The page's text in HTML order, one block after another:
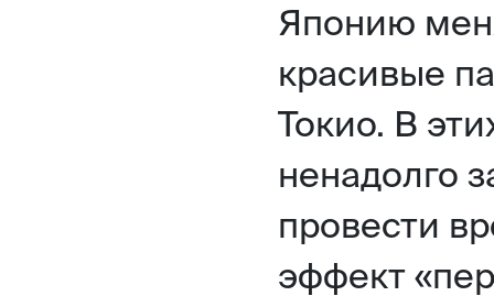
Японию
красивые
Токио. В
ненадолго
провести
эффект